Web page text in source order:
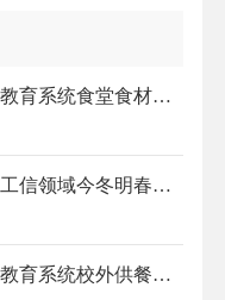
管理工作意见(试行)》的通知
隐患排查整治专项行动的通知
工作规定（试行）》的通知